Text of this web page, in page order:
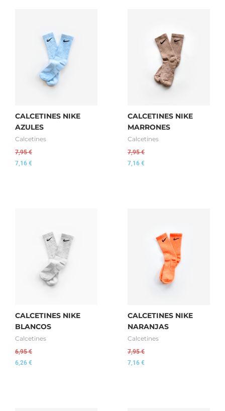
CALCETINES NIKE
AZULES
Calcetines
7,95€
7,16 €
CALCETINES NIKE
MARRONES
Calcetines
7,95€
7,16 €
CALCETINES NIKE
BLANCOS
Calcetines
6,95€
6,26 €
CALCETINES NIKE
NARANJAS
Calcetines
7,95€
7,16 €